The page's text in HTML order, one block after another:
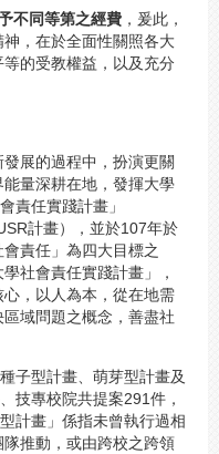
不同等第之經費 ，爰此，
，在於全面性關照各大
的受教權益，以及充分
展的過程中，扮演更關
量深耕在地，發揮大學
責任實踐計畫」
計畫），並於107年於
會責任」為四大目標之
社會責任實踐計畫」，
心，以人為本，從在地需
域問題之概念，善盡社
子型計畫、萌芽型計畫及
技專校院共提案291件，
計畫」係指未曾執行過相
推動，或由跨校之跨領